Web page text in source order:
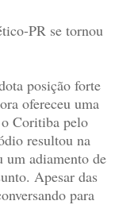
PR se tornou
posição forte
ofereceu uma
Coritiba pelo
resultou na
um adiamento de
Apesar das
para